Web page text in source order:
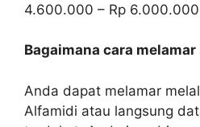
4.600.000 – Rp
Bagaimana cara
Anda dapat melamar
Alfamidi atau langsung